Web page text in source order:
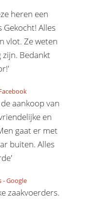
heren een
Alles
vlot. Ze weten
zijn. Bedankt
aankoop van
en
gaat er met
buiten. Alles
-Google
zaakvoerders.